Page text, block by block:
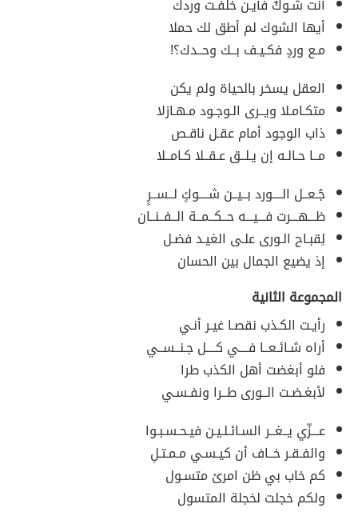
أنت شـوكٌ فأيـن خلفـت وردك
أيها الشوك لم أطق لك حملا
مـع وردٍ فكـيـف بــك وحــدك؟!
العقل يسخر بالحياة ولم يكن
متكـامـلا ويــرى الـوجـود مـهـازلا
ذاب الوجود أمام عقـل ناقـص
مــا حـالـه إن يـلــق عـقــلا كـامــلا
جُـعــل الــــورد بــيــن شــــوكٍ لــســرٍ
ظـــهـــرت فـــيـــه حــكــمــة الــفــنــان
لِقبـاح الـورى علـى الغيـد فضـل
إذ يضيع الجمال بين الحسان
المجموعة الثانية
رأيـت الكـذب نقصـا غيـر أنـي
أراه شـائـعــا فــــي كــــل جـنــســي
فلو أبغضت أهل الكذب طرا
لأبغـضـت الــورى طــرا ونفـسـي
عـــزّي يــغــر السـائـلـيـن فيـحـسـبـوا
والفـقـر خــاف أن كيـسـي مـمـتـلِ
كم خاب بي ظن امرئ متسـول
ولكم خجلت لخجلة المتسول